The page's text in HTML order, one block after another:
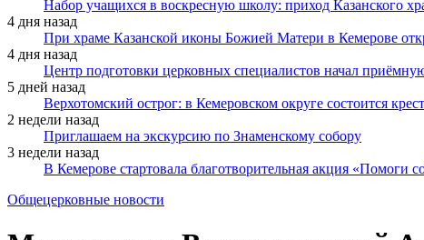
Набор учащихся в воскресную школу: приход Казанского
4 дня назад
При храме Казанской иконы Божией Матери в Кемерове
4 дня назад
Центр подготовки церковных специалистов начал
5 дней назад
Верхотомский острог: в Кемеровском округе состоится
2 недели назад
Приглашаем на экскурсию по Знаменскому собору
3 недели назад
В Кемерове стартовала благотворительная акция «Помоги
Общецерковные новости